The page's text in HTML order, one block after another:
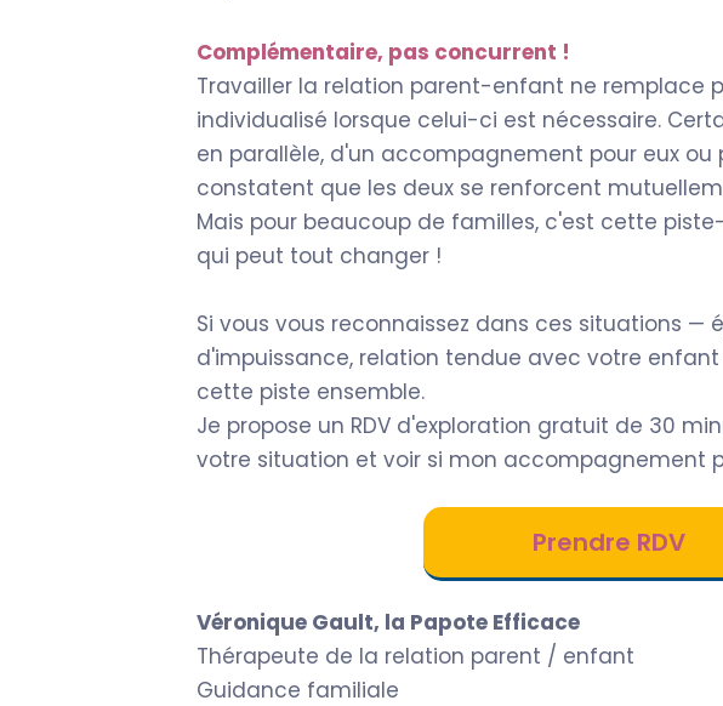
Complémentaire, pas concurrent !
Travailler la relation parent-enfant ne remplace
individualisé lorsque celui-ci est nécessaire.
en parallèle, d'un accompagnement pour eux
constatent que les deux se renforcent
Mais pour beaucoup de familles, c'est cette
qui peut tout changer !
Si vous vous reconnaissez dans ces situations —
d'impuissance, relation tendue avec votre
cette piste ensemble.
Je propose un RDV d'exploration gratuit de 30
votre situation et voir si mon accompagnement
Prendre RDV
Véronique Gault, la Papote Efficace
Thérapeute de la relation parent / enfant
Guidance familiale